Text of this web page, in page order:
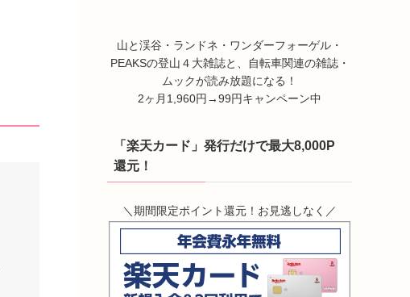
山と渓谷・ランドネ・ワンダーフォーゲル・
PEAKSの登山４大雑誌と、自転車関連の雑誌・
ムックが読み放題になる！
2ヶ月1,960円→99円キャンペーン中
「楽天カード」発行だけで最大8,000P
還元！
＼期間限定ポイント還元！お見逃しなく／